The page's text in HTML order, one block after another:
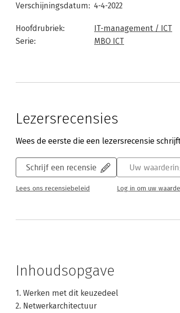
Verschijningsdatum: 4-4-2022
Hoofdrubriek:
IT-management / ICT
Serie:
MBO ICT
Lezersrecensies
Wees de eerste die een lezersrecensie
Schrijf een recensie
Lees ons recensiebeleid
Uw
Log in om uw
Inhoudsopgave
1. Werken met dit keuzedeel
2. Netwerkarchitectuur